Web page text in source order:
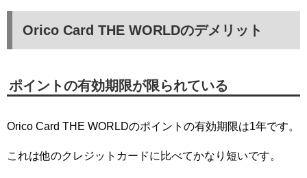
Orico Card THE WORLDのデメリット
ポイントの有効期限が限られている
Orico Card THE WORLDのポイントの有効期限は1年です。
これは他のクレジットカードに比べてかなり短いです。